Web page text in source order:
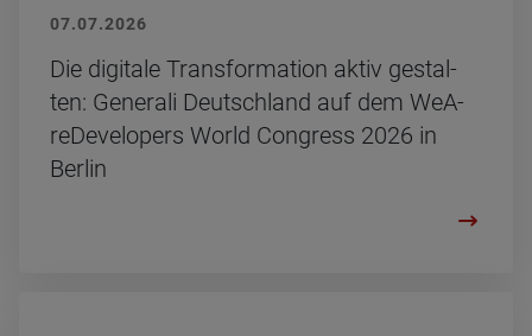
07.07.2026
Die di­gi­ta­le Trans­for­ma­ti­on aktiv ge­stal­
ten: Ge­ne­ra­li Deutsch­land auf dem We­A­
re­De­ve­l­o­pers World Con­gress 2026 in
Ber­lin